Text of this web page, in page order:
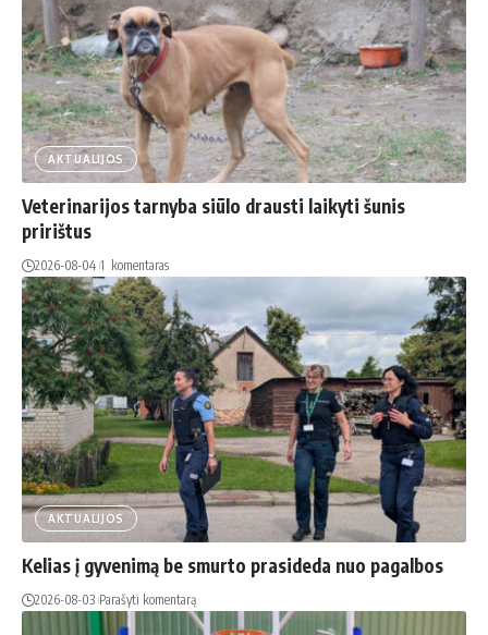
AKTUALIJOS
Veterinarijos tarnyba siūlo drausti laikyti šunis
pririštus
2026-08-04 1 komentaras
AKTUALIJOS
Kelias į gyvenimą be smurto prasideda nuo pagalbos
2026-08-03 Parašyti komentarą